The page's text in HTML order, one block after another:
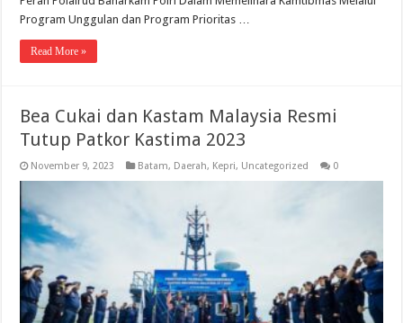
Program Unggulan dan Program Prioritas …
Read More »
Bea Cukai dan Kastam Malaysia Resmi
Tutup Patkor Kastima 2023
November 9, 2023 Batam, Daerah, Kepri, Uncategorized 0